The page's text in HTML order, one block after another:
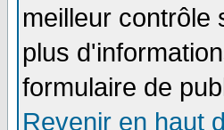
meilleur contrôle
plus
formulaire de
Revenir en haut